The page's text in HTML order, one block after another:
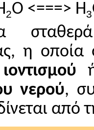
2O <===> H3
η οποία
νερού,
από